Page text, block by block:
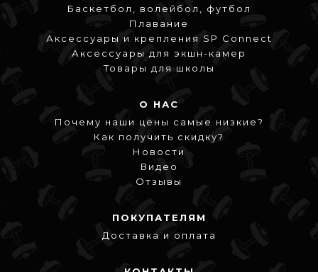
Баскетбол, волейбол, футбол
Плавание
Аксессуары и крепления SP Connect
Аксессуары для экшн-камер
Товары для школы
О НАС
Почему наши цены самые низкие?
Как получить скидку?
Новости
Видео
Отзывы
ПОКУПАТЕЛЯМ
Доставка и оплата